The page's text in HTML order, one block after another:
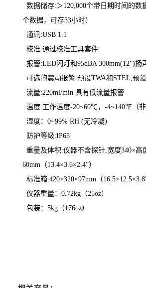
数据储存:＞120,000个带日期时间的数
个数据，可存33小时）
通讯:USB 1.1
校准:通过校准工具套件
报警:LED闪灯和95dBA 300mm(12”)扬
可选的震动报警:预设TWA和STEL,预
流量:220ml/min 具有低流量报警
温度:工作温度-20~60℃，-4~140℉（非
湿度：0~99% RH (无冷凝)
防护等级:IP65
重量及体积:仪器不含探针,宽度340×高
60mm（13.4×3.6×2.4”）
标准箱:420×320×97mm（16.5×12.5×3.8”
仪器重量：0.72kg（25oz）
包装：5kg（176oz）